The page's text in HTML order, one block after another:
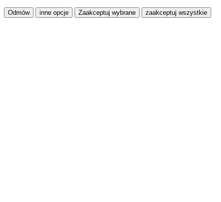
Odmów inne opcje Zaakceptuj wybrane zaakceptuj wszystkie